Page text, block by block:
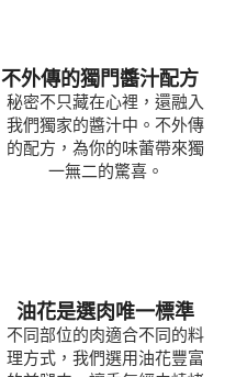
不外傳的獨門醬汁配方
秘密不只藏在心裡，還融入
我們獨家的醬汁中。不外傳
的配方，為你的味蕾帶來獨
一無二的驚喜。
油花是選肉唯一標準
不同部位的肉適合不同的料
理方式，我們選用油花豐富